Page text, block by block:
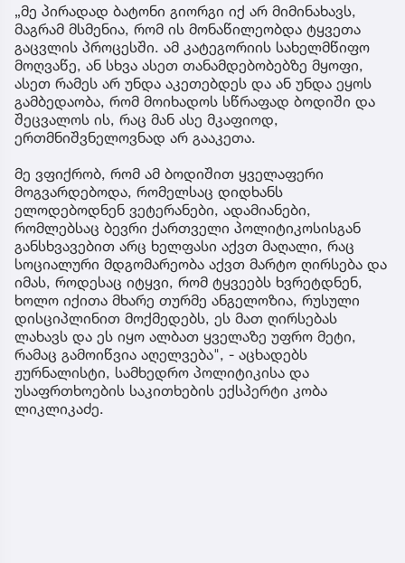
„მე პირადად ბატონი გიორგი იქ არ მიმინახავს,
მაგრამ მსმენია, რომ ის მონაწილეობდა ტყვეთა
გაცვლის პროცესში. ამ კატეგორიის სახელმწიფო
მოღვაწე, ან სხვა ასეთ თანამდებობებზე მყოფი,
ასეთ რამეს არ უნდა აკეთებდეს და ან უნდა ეყოს
გამბედაობა, რომ მოიხადოს სწრაფად ბოდიში და
შეცვალოს ის, რაც მან ასე მკაფიოდ,
ერთმნიშვნელოვნად არ გააკეთა.
მე ვფიქრობ, რომ ამ ბოდიშით ყველაფერი
მოგვარდებოდა, რომელსაც დიდხანს
ელოდებოდნენ ვეტერანები, ადამიანები,
რომლებსაც ბევრი ქართველი პოლიტიკოსისგან
განსხვავებით არც ხელფასი აქვთ მაღალი, რაც
სოციალური მდგომარეობა აქვთ მარტო ღირსება და
იმას, როდესაც იტყვი, რომ ტყვეებს ხვრეტდნენ,
ხოლო იქითა მხარე თურმე ანგელოზია, რუსული
დისციპლინით მოქმედებს, ეს მათ ღირსებას
ლახავს და ეს იყო ალბათ ყველაზე უფრო მეტი,
რამაც გამოიწვია აღელვება", - აცხადებს
ჟურნალისტი, სამხედრო პოლიტიკისა და
უსაფრთხოების საკითხების ექსპერტი კობა
ლიკლიკაძე.